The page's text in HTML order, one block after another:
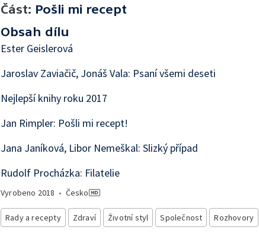
Část: Pošli mi recept
Obsah dílu
Ester Geislerová
Jaroslav Zaviačič, Jonáš Vala: Psaní všemi deseti
Nejlepší knihy roku 2017
Jan Rimpler: Pošli mi recept!
Jana Janíková, Libor Nemeškal: Slizký případ
Rudolf Procházka: Filatelie
Vyrobeno 2018 • Česko
Rady a recepty Zdraví Životní styl Společnost Rozhovory